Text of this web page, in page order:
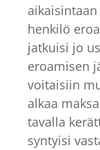
henkilö
jatkuisi jo
eroamisen
voitaisiin
alkaa
tavalla
syntyisi